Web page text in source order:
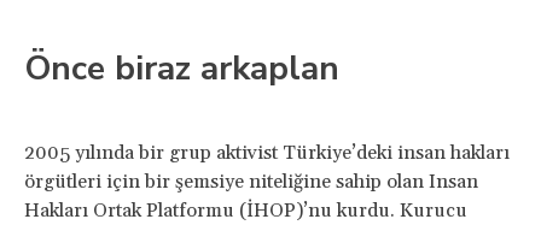
Önce biraz arkaplan
2005 yılında bir grup aktivist Türkiye’deki insan hakları
örgütleri için bir şemsiye niteliğine sahip olan Insan
Hakları Ortak Platformu (İHOP)’nu kurdu. Kurucu